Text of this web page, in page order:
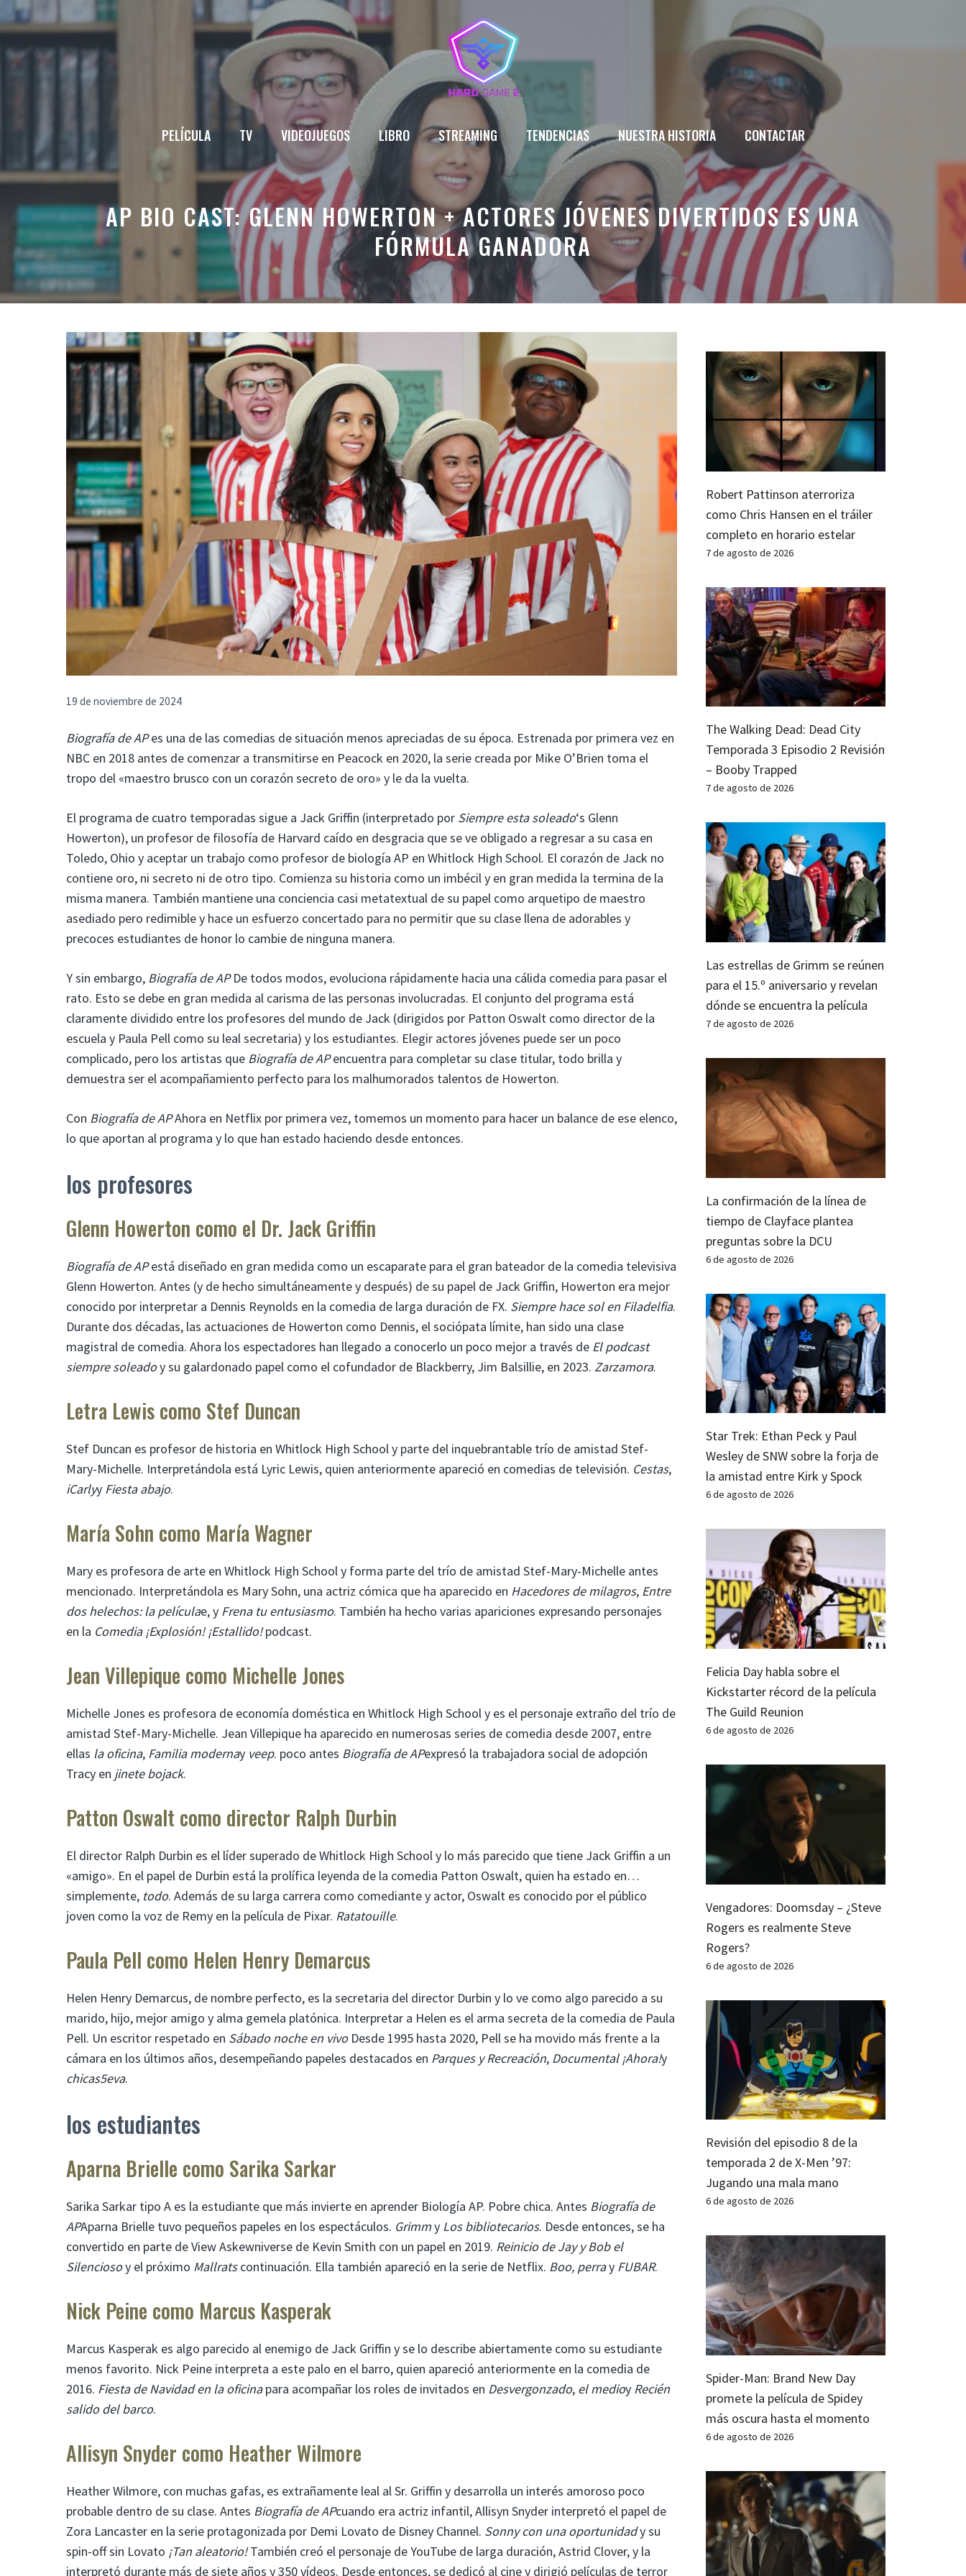
Saltar
al
contenido
PELÍCULA TV VIDEOJUEGOS LIBRO STREAMING TENDENCIAS NUESTRA HISTORIA CONTACTAR
AP BIO CAST: GLENN HOWERTON + ACTORES JÓVENES DIVERTIDOS ES UNA
FÓRMULA GANADORA
19 de noviembre de 2024
Biografía de APes una de las comedias de situación menos apreciadas de su época. Estrenada por primera vez en
NBC en 2018 antes de comenzar a transmitirse en Peacock en 2020, la serie creada por Mike O’Brien toma el
tropo del «maestro brusco con un corazón secreto de oro» y le da la vuelta.
El programa de cuatro temporadas sigue a Jack Griffin (interpretado por Siempre esta soleado‘s Glenn
Howerton), un profesor de filosofía de Harvard caído en desgracia que se ve obligado a regresar a su casa en
Toledo, Ohio y aceptar un trabajo como profesor de biología AP en Whitlock High School. El corazón de Jack no
contiene oro, ni secreto ni de otro tipo. Comienza su historia como un imbécil y en gran medida la termina de la
misma manera. También mantiene una conciencia casi metatextual de su papel como arquetipo de maestro
asediado pero redimible y hace un esfuerzo concertado para no permitir que su clase llena de adorables y
precoces estudiantes de honor lo cambie de ninguna manera.
Y sin embargo, Biografía de APDe todos modos, evoluciona rápidamente hacia una cálida comedia para pasar el
rato. Esto se debe en gran medida al carisma de las personas involucradas. El conjunto del programa está
claramente dividido entre los profesores del mundo de Jack (dirigidos por Patton Oswalt como director de la
escuela y Paula Pell como su leal secretaria) y los estudiantes. Elegir actores jóvenes puede ser un poco
complicado, pero los artistas que Biografía de APencuentra para completar su clase titular, todo brilla y
demuestra ser el acompañamiento perfecto para los malhumorados talentos de Howerton.
Con Biografía de APAhora en Netflix por primera vez, tomemos un momento para hacer un balance de ese elenco,
lo que aportan al programa y lo que han estado haciendo desde entonces.
los profesores
Glenn Howerton como el Dr. Jack Griffin
Biografía de APestá diseñado en gran medida como un escaparate para el gran bateador de la comedia televisiva
Glenn Howerton. Antes (y de hecho simultáneamente y después) de su papel de Jack Griffin, Howerton era mejor
conocido por interpretar a Dennis Reynolds en la comedia de larga duración de FX. Siempre hace sol en Filadelfia.
Durante dos décadas, las actuaciones de Howerton como Dennis, el sociópata límite, han sido una clase
magistral de comedia. Ahora los espectadores han llegado a conocerlo un poco mejor a través de El podcast
siempre soleadoy su galardonado papel como el cofundador de Blackberry, Jim Balsillie, en 2023. Zarzamora.
Letra Lewis como Stef Duncan
Stef Duncan es profesor de historia en Whitlock High School y parte del inquebrantable trío de amistad Stef-
Mary-Michelle. Interpretándola está Lyric Lewis, quien anteriormente apareció en comedias de televisión. Cestas,
iCarlyy Fiesta abajo.
María Sohn como María Wagner
Mary es profesora de arte en Whitlock High School y forma parte del trío de amistad Stef-Mary-Michelle antes
mencionado. Interpretándola es Mary Sohn, una actriz cómica que ha aparecido en Hacedores de milagros, Entre
dos helechos: la películae, y Frena tu entusiasmo. También ha hecho varias apariciones expresando personajes
en la Comedia ¡Explosión! ¡Estallido!podcast.
Jean Villepique como Michelle Jones
Michelle Jones es profesora de economía doméstica en Whitlock High School y es el personaje extraño del trío de
amistad Stef-Mary-Michelle. Jean Villepique ha aparecido en numerosas series de comedia desde 2007, entre
ellas la oficina, Familia modernay veep. poco antes Biografía de APexpresó la trabajadora social de adopción
Tracy en jinete bojack.
Patton Oswalt como director Ralph Durbin
El director Ralph Durbin es el líder superado de Whitlock High School y lo más parecido que tiene Jack Griffin a un
«amigo». En el papel de Durbin está la prolífica leyenda de la comedia Patton Oswalt, quien ha estado en…
simplemente, todo. Además de su larga carrera como comediante y actor, Oswalt es conocido por el público
joven como la voz de Remy en la película de Pixar. Ratatouille.
Paula Pell como Helen Henry Demarcus
Helen Henry Demarcus, de nombre perfecto, es la secretaria del director Durbin y lo ve como algo parecido a su
marido, hijo, mejor amigo y alma gemela platónica. Interpretar a Helen es el arma secreta de la comedia de Paula
Pell. Un escritor respetado en Sábado noche en vivoDesde 1995 hasta 2020, Pell se ha movido más frente a la
cámara en los últimos años, desempeñando papeles destacados en Parques y Recreación, Documental ¡Ahora!y
chicas5eva.
los estudiantes
Aparna Brielle como Sarika Sarkar
Sarika Sarkar tipo A es la estudiante que más invierte en aprender Biología AP. Pobre chica. Antes Biografía de
APAparna Brielle tuvo pequeños papeles en los espectáculos. Grimmy Los bibliotecarios. Desde entonces, se ha
convertido en parte de View Askewniverse de Kevin Smith con un papel en 2019. Reinicio de Jay y Bob el
Silenciosoy el próximo Mallratscontinuación. Ella también apareció en la serie de Netflix. Boo, perray FUBAR.
Nick Peine como Marcus Kasperak
Marcus Kasperak es algo parecido al enemigo de Jack Griffin y se lo describe abiertamente como su estudiante
menos favorito. Nick Peine interpreta a este palo en el barro, quien apareció anteriormente en la comedia de
2016. Fiesta de Navidad en la oficinapara acompañar los roles de invitados en Desvergonzado, el medioy Recién
salido del barco.
Allisyn Snyder como Heather Wilmore
Heather Wilmore, con muchas gafas, es extrañamente leal al Sr. Griffin y desarrolla un interés amoroso poco
probable dentro de su clase. Antes Biografía de APcuando era actriz infantil, Allisyn Snyder interpretó el papel de
Zora Lancaster en la serie protagonizada por Demi Lovato de Disney Channel. Sonny con una oportunidady su
spin-off sin Lovato ¡Tan aleatorio!También creó el personaje de YouTube de larga duración, Astrid Clover, y la
interpretó durante más de siete años y 350 vídeos. Desde entonces, se dedicó al cine y dirigió películas de terror
Robert Pattinson aterroriza
como Chris Hansen en el tráiler
completo en horario estelar
7 de agosto de 2026
The Walking Dead: Dead City
Temporada 3 Episodio 2 Revisión
– Booby Trapped
7 de agosto de 2026
Las estrellas de Grimm se reúnen
para el 15.º aniversario y revelan
dónde se encuentra la película
7 de agosto de 2026
La confirmación de la línea de
tiempo de Clayface plantea
preguntas sobre la DCU
6 de agosto de 2026
Star Trek: Ethan Peck y Paul
Wesley de SNW sobre la forja de
la amistad entre Kirk y Spock
6 de agosto de 2026
Felicia Day habla sobre el
Kickstarter récord de la película
The Guild Reunion
6 de agosto de 2026
Vengadores: Doomsday – ¿Steve
Rogers es realmente Steve
Rogers?
6 de agosto de 2026
Revisión del episodio 8 de la
temporada 2 de X-Men ’97:
Jugando una mala mano
6 de agosto de 2026
Spider-Man: Brand New Day
promete la película de Spidey
más oscura hasta el momento
6 de agosto de 2026